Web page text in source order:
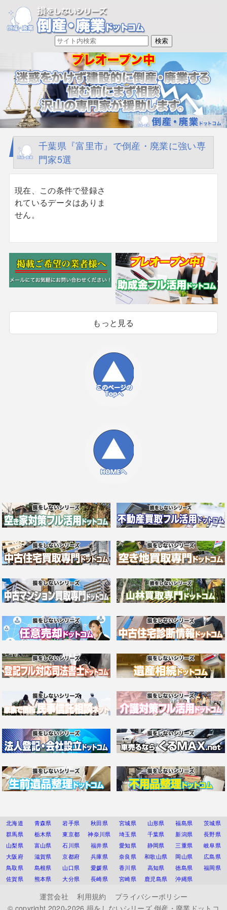
千葉県『富里市』で倒産・廃業に強い専
門家5選
現在、この条件で登録さ
れているデータはありま
せん。
もっと見る
北海道 青森県 岩手県 秋田県 宮城県 山形県 福島県
茨城県
群馬県
栃木県 東京都 神奈川県 埼玉県 千葉県 新潟県
長野県
山梨県
富山県 石川県 福井県 愛知県 静岡県 三重県
岐阜県
大阪府
滋賀県 京都府 兵庫県 奈良県 和歌山県 岡山県
広島県
鳥取県
島根県 山口県 愛媛県 香川県 高知県 徳島県
福岡県
佐賀県
熊本県 大分県 長崎県 宮崎県 鹿児島県 沖縄県
運営会社 利用規約
プライバシーポリシー
© copyright 2020-2026 損をしないシリーズ 倒産・廃業ドットコ